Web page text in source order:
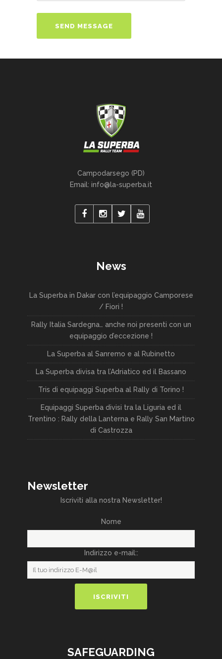
Campodarsego (PD)
Email: info@la-superba.it
News
La Superba in Dakar con l’equipaggio Camporese
/ Fiori !
Rally Italia Sardegna… anche noi presenti con un
equipaggio d’eccezione !
La Superba al Sanremo e al Rubinetto
La Superba divisa tra l’Adriatico ed il Bassano
Tris di equipaggi Superba al Rally di Torino !
Equipaggi Superba divisi tra la Liguria ed il
Trentino : Rally della Lanterna e Rally San Martino
di Castrozza
Newsletter
Iscriviti alla nostra Newsletter!
Nome
Indirizzo e-mail::
SAFEGUARDING